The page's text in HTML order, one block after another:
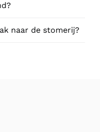
naar de stomerij?